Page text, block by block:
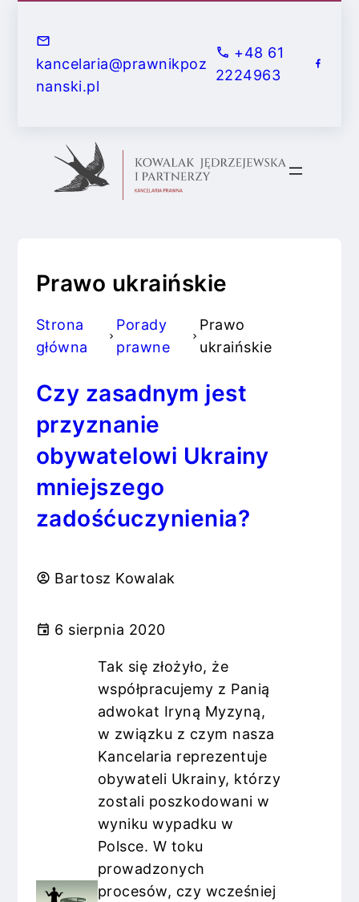
kancelaria@prawnikpoz
nanski.pl
+48 61
2224963
Prawo ukraińskie
Strona
główna
Porady
prawne
Prawo
ukraińskie
Czy zasadnym jest
przyznanie
obywatelowi Ukrainy
mniejszego
zadośćuczynienia?
Bartosz Kowalak
6 sierpnia 2020
Tak się złożyło, że
współpracujemy z Panią
adwokat Iryną Myzyną,
w związku z czym nasza
Kancelaria reprezentuje
obywateli Ukrainy, którzy
zostali poszkodowani w
wyniku wypadku w
Polsce. W toku
prowadzonych
procesów, czy wcześniej